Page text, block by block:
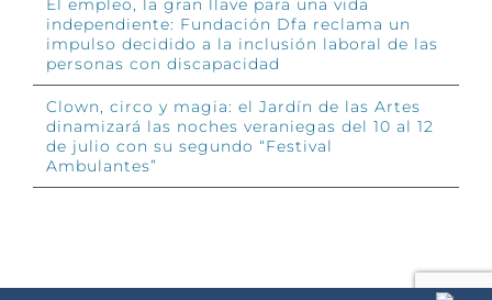
El empleo, la gran llave para una vida
independiente: Fundación Dfa reclama un
impulso decidido a la inclusión laboral de las
personas con discapacidad
Clown, circo y magia: el Jardín de las Artes
dinamizará las noches veraniegas del 10 al 12
de julio con su segundo “Festival
Ambulantes”